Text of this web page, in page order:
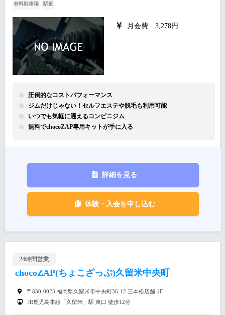
有料駐車場 駅近
月会費 3,278円
圧倒的なコストパフォーマンス
ジムだけじゃない！セルフエステや脱毛も利用可能
いつでも気軽に通えるコンビニジム
無料でchocoZAP専用キットが手に入る
詳細を見る
体験・入会を申し込む
24時間営業
chocoZAP(ちょこざっぷ)久留米中央町
〒830-0023 福岡県久留米市中央町36-12 三本松店舗 1F
JR鹿児島本線「久留米」駅 東口 徒歩12分